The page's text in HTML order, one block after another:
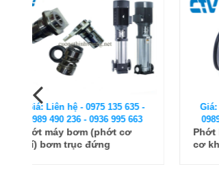
Giá: Liên hệ - 0975 135 635 -
0989 490 236 - 0936 995 663
Phớt bơm nước Wilo, Phớt
cơ khí Type phớt MG13-50